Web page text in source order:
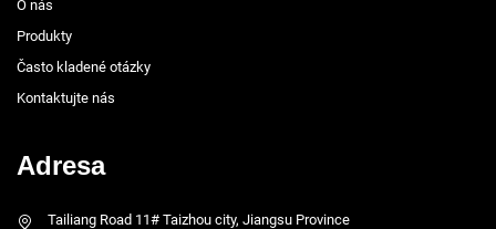
O nás
Produkty
Často kladené otázky
Kontaktujte nás
Adresa
Tailiang Road 11# Taizhou city, Jiangsu Province